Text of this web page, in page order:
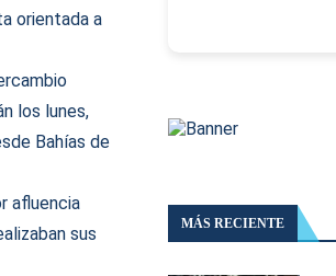
orientada a
los lunes,
Bahías de
afluencia
sus
MÁS RECIENTE